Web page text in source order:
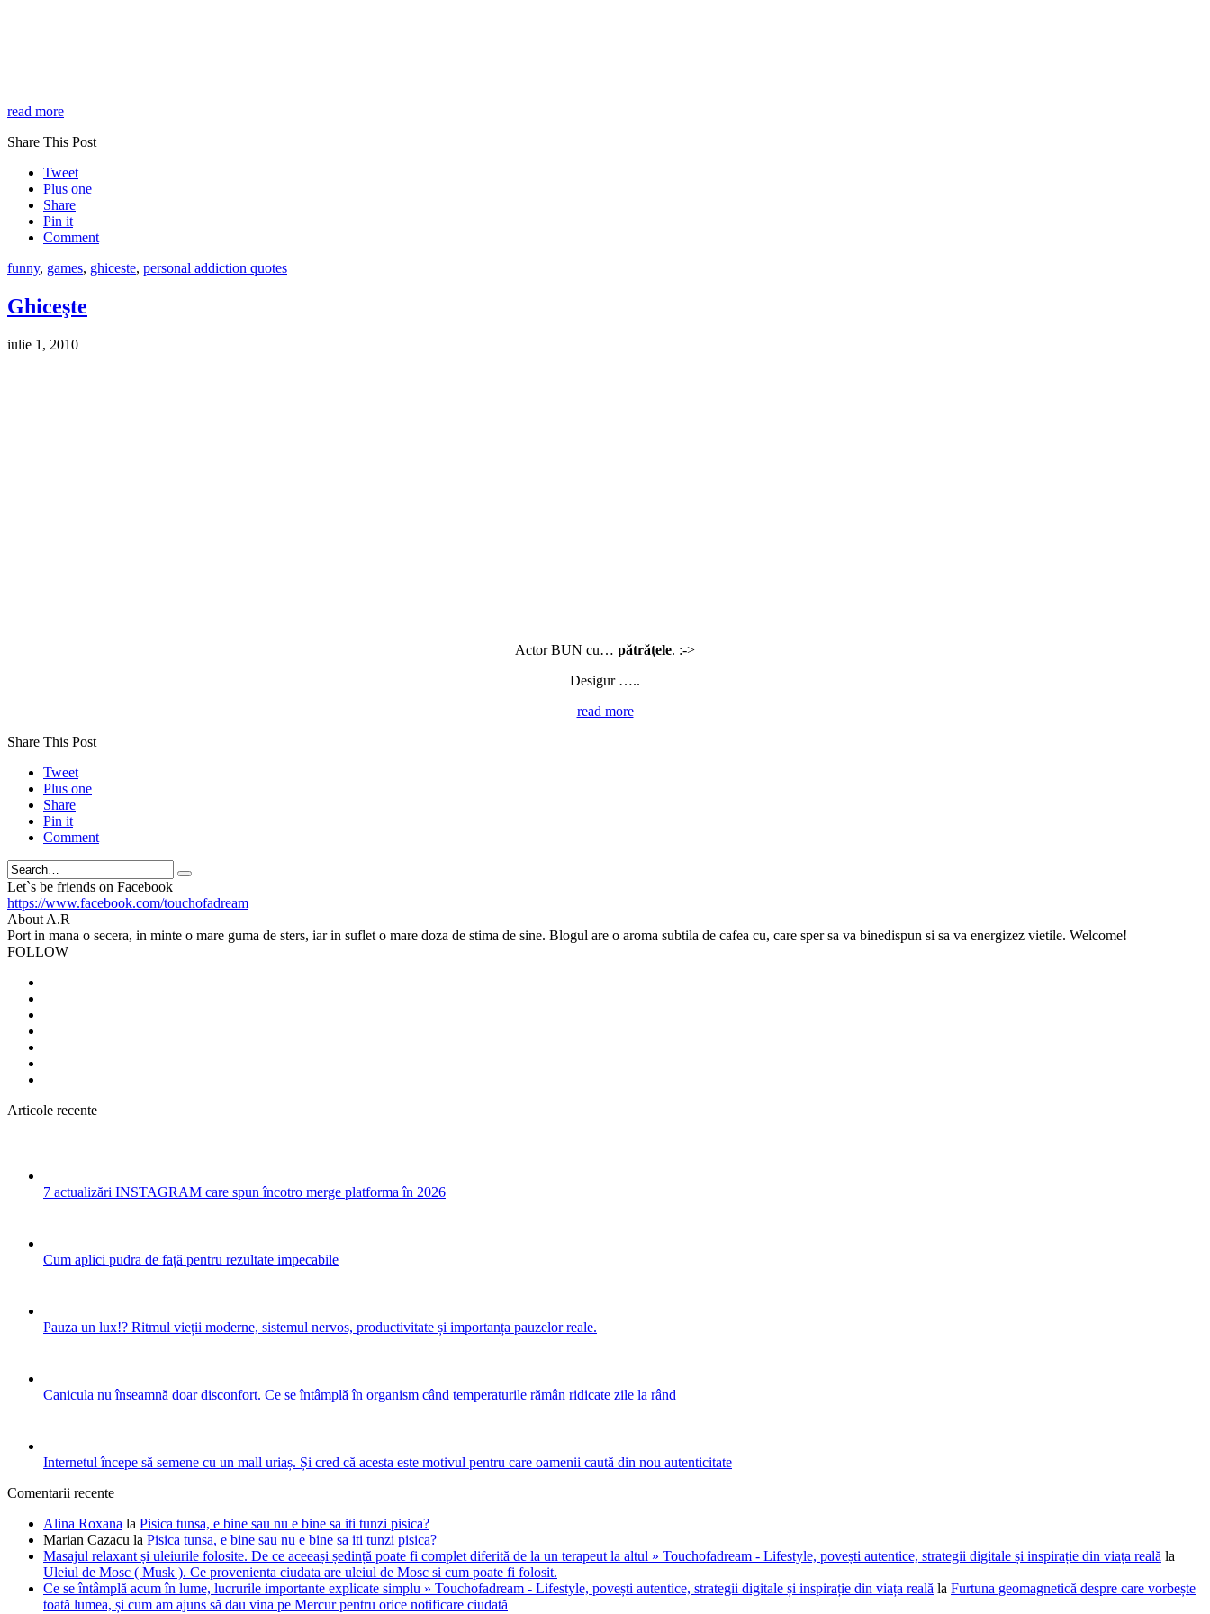
read more
Share This Post
Tweet
Plus one
Share
Pin it
Comment
funny, games, ghiceste, personal addiction quotes
Ghiceşte
iulie 1, 2010
Actor BUN cu… pătrăţele. :->
Desigur …..
read more
Share This Post
Tweet
Plus one
Share
Pin it
Comment
Search
Let`s be friends on Facebook
https://www.facebook.com/touchofadream
About A.R
Port in mana o secera, in minte o mare guma de sters, iar in suflet o mare doza de stima de sine. Blogul are o aroma subtila de cafea cu, care sper sa va binedispun si sa va energizez vietile. Welcome!
FOLLOW
Articole recente
7 actualizări INSTAGRAM care spun încotro merge platforma în 2026
Cum aplici pudra de față pentru rezultate impecabile
Pauza un lux!? Ritmul vieții moderne, sistemul nervos, productivitate și importanța pauzelor reale.
Canicula nu înseamnă doar disconfort. Ce se întâmplă în organism când temperaturile rămân ridicate zile la rând
Internetul începe să semene cu un mall uriaș. Și cred că acesta este motivul pentru care oamenii caută din nou autenticitate
Comentarii recente
Alina Roxana la Pisica tunsa, e bine sau nu e bine sa iti tunzi pisica?
Marian Cazacu la Pisica tunsa, e bine sau nu e bine sa iti tunzi pisica?
Masajul relaxant și uleiurile folosite. De ce aceeași ședință poate fi complet diferită de la un terapeut la altul » Touchofadream - Lifestyle, povești autentice, strategii digitale și inspirație din viața reală la
Uleiul de Mosc ( Musk ). Ce provenienta ciudata are uleiul de Mosc si cum poate fi folosit.
Ce se întâmplă acum în lume, lucrurile importante explicate simplu » Touchofadream - Lifestyle, povești autentice, strategii digitale și inspirație din viața reală la Furtuna geomagnetică despre care vorbește
toată lumea, și cum am ajuns să dau vina pe Mercur pentru orice notificare ciudată